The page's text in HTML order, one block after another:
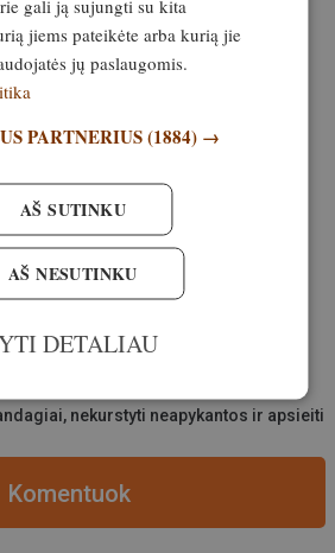
nekurstyti neapykantos ir apsieiti
Komentuok
gali ją sujungti su kita
jiems pateikėte arba kurią jie
jų paslaugomis.
PARTNERIUS(1884) →
AŠ SUTINKU
AŠ NESUTINKU
DETALIAU